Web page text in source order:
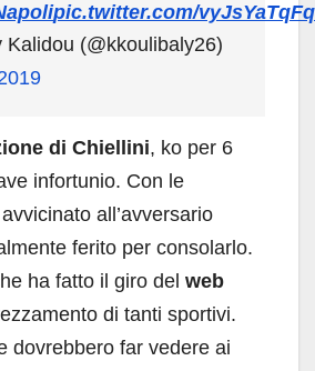
pic.twitter.com/vyJsYaTqFq
(@kkoulibaly26)
di Chiellini, ko per 6
infortunio. Con le
all’avversario
ferito per consolarlo.
ha fatto il giro del web
di tanti sportivi.
dovrebbero far vedere ai